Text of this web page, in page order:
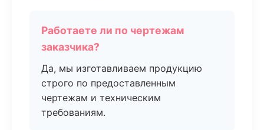
Работаете ли по чертежам
заказчика?
Да, мы изготавливаем продукцию
строго по предоставленным
чертежам и техническим
требованиям.